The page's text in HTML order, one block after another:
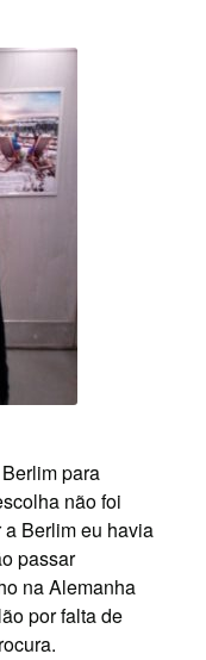
para
não foi
Berlim eu havia
passar
na Alemanha
por falta de